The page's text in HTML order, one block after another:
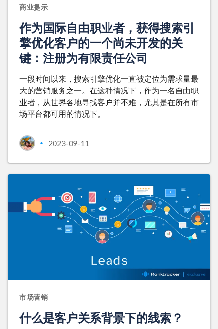
商业提示
作为国际自由职业者，获得搜索引
擎优化客户的一个尚未开发的关
键：注册为有限责任公司
一段时间以来，搜索引擎优化一直被定位为需求量最
大的营销服务之一。在这种情况下，作为一名自由职
业者，从世界各地寻找客户并不难，尤其是在所有市
场平台都可用的情况下。
• 2023-09-11
市场营销
什么是客户关系背景下的线索？